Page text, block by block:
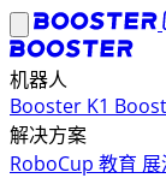
机器人
Booster K1
解决方案
RoboCup 教育 展